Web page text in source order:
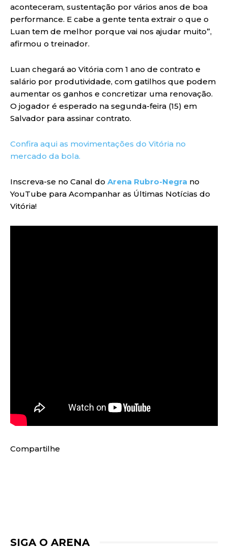
aconteceram, sustentação por vários anos de boa
performance. E cabe a gente tenta extrair o que o
Luan tem de melhor porque vai nos ajudar muito”,
afirmou o treinador.
Luan chegará ao Vitória com 1 ano de contrato e
salário por produtividade, com gatilhos que podem
aumentar os ganhos e concretizar uma renovação.
O jogador é esperado na segunda-feira (15) em
Salvador para assinar contrato.
Confira aqui as movimentações do Vitória no
mercado da bola.
Inscreva-se no Canal do Arena Rubro-Negra no
YouTube para Acompanhar as Últimas Notícias do
Vitória!
Compartilhe
SIGA O ARENA